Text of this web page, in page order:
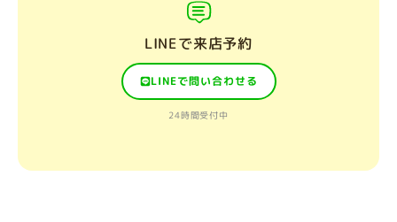
LINEで来店予約
LINEで問い合わせる
24時間受付中